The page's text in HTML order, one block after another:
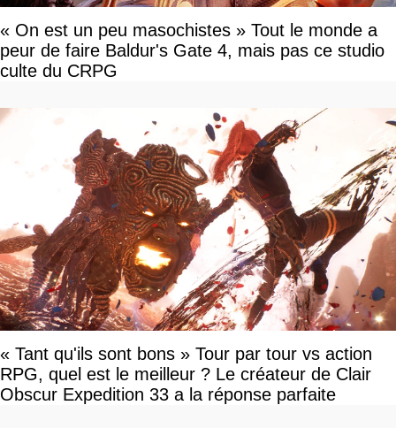
« On est un peu masochistes » Tout le monde a
peur de faire Baldur's Gate 4, mais pas ce studio
culte du CRPG
« Tant qu'ils sont bons » Tour par tour vs action
RPG, quel est le meilleur ? Le créateur de Clair
Obscur Expedition 33 a la réponse parfaite